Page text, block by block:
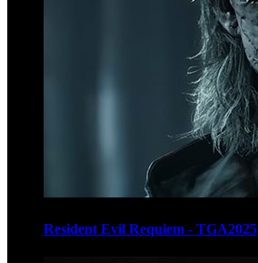
Resident Evil Requiem - TGA2025